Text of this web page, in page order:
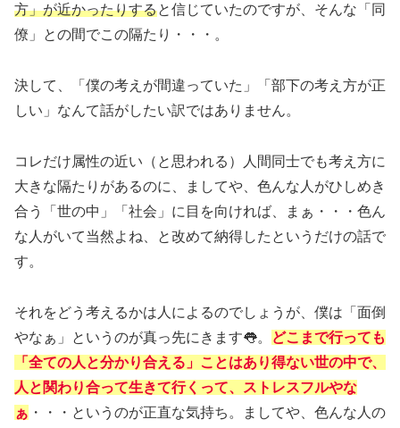
方」が近かったりすると信じていたのですが、そんな「同
僚」との間でこの隔たり・・・。
決して、「僕の考えが間違っていた」「部下の考え方が正
しい」なんて話がしたい訳ではありません。
コレだけ属性の近い（と思われる）人間同士でも考え方に
大きな隔たりがあるのに、ましてや、色んな人がひしめき
合う「世の中」「社会」に目を向ければ、まぁ・・・色ん
な人がいて当然よね、と改めて納得したというだけの話で
す。
それをどう考えるかは人によるのでしょうが、僕は「面倒
やなぁ」というのが真っ先にきます👅。
どこまで行っても
「全ての人と分かり合える」ことはあり得ない世の中で、
人と関わり合って生きて行くって、ストレスフルやな
ぁ ・・・というのが正直な気持ち。ましてや、色んな人の